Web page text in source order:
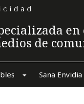
de
Sana Envidia